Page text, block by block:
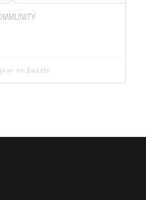
en Zazzle